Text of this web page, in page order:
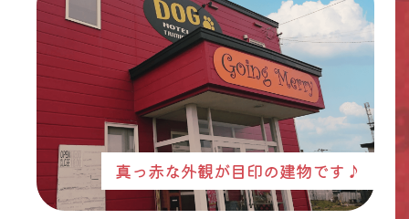
真っ赤な外観が目印の建物です♪